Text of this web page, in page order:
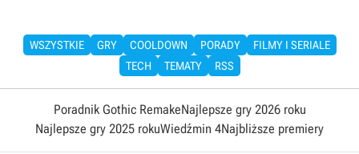
WSZYSTKIE GRY COOLDOWN PORADY
FILMY I SERIALE
TECH
TEMATY RSS
Poradnik Gothic RemakeNajlepsze gry 2026 roku
Najlepsze gry 2025 rokuWiedźmin 4Najbliższe premiery